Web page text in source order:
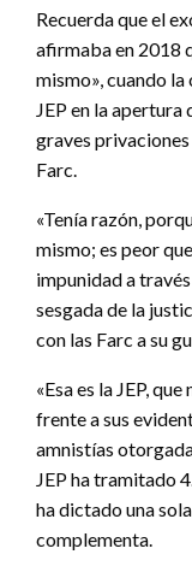
Recuerda que el
afirmaba en 2018
mismo», cuando
JEP en la apertura
graves
Farc.
«Tenía razón,
mismo; es peor
impunidad a
sesgada de la
con las Farc a su
«Esa es la JEP,
frente a sus
amnistías
JEP ha tramitado
ha dictado una
complementa.